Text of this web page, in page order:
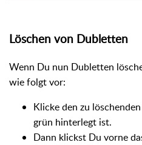
Löschen von Dubletten
Wenn Du nun Dubletten
wie folgt vor:
Klicke den zu
grün hinterlegt ist.
Dann klickst Du vorne